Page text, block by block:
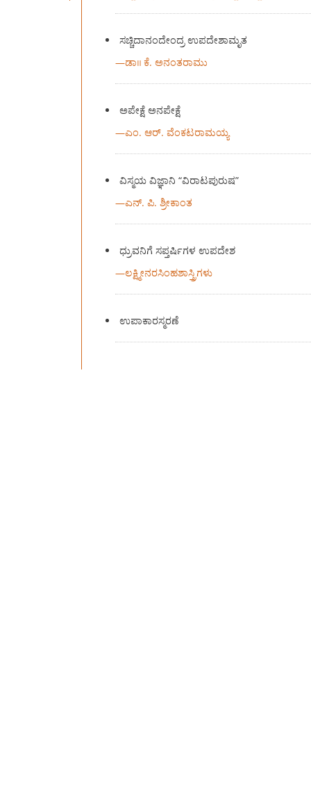
ಸಚ್ಚಿದಾನಂದೇಂದ್ರ ಉಪದೇಶಾಮೃತ
—ಡಾ॥ ಕೆ. ಅನಂತರಾಮು
ಅಪೇಕ್ಷೆ ಅನಪೇಕ್ಷೆ
—ಎಂ. ಆರ್. ವೆಂಕಟರಾಮಯ್ಯ
ವಿಸ್ಮಯ ವಿಜ್ಞಾನಿ “ವಿರಾಟಪುರುಷ”
—ಎನ್. ಪಿ. ಶ್ರೀಕಾಂತ
ಧ್ರುವನಿಗೆ ಸಪ್ತರ್ಷಿಗಳ ಉಪದೇಶ
—ಲಕ್ಷ್ಮೀನರಸಿಂಹಶಾಸ್ತ್ರಿಗಳು
ಉಪಾಕಾರಸ್ಮರಣೆ